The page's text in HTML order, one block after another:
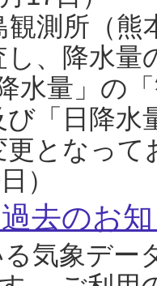
測所（熊
、降水
水量」の
び「日降
更となっ
）
去のお
気象デー